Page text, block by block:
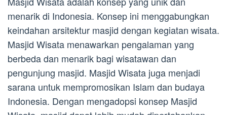
menarik di Indonesia. Konsep ini menggabungkan
keindahan arsitektur masjid dengan kegiatan wisata.
Masjid Wisata menawarkan pengalaman yang
berbeda dan menarik bagi wisatawan dan
pengunjung masjid. Masjid Wisata juga menjadi
sarana untuk mempromosikan Islam dan budaya
Indonesia. Dengan mengadopsi konsep Masjid